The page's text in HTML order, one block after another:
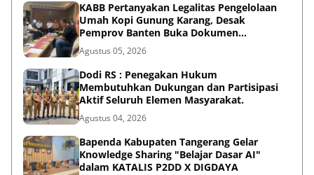
KABB Pertanyakan Legalitas Pengelolaan
Umah Kopi Gunung Karang, Desak
Pemprov Banten Buka Dokumen
Pengelolaan Aset
Agustus 05, 2026
Dodi RS : Penegakan Hukum
Membutuhkan Dukungan dan Partisipasi
Aktif Seluruh Elemen Masyarakat.
Agustus 04, 2026
Bapenda Kabupaten Tangerang Gelar
Knowledge Sharing "Belajar Dasar AI"
dalam KATALIS P2DD X DIGDAYA